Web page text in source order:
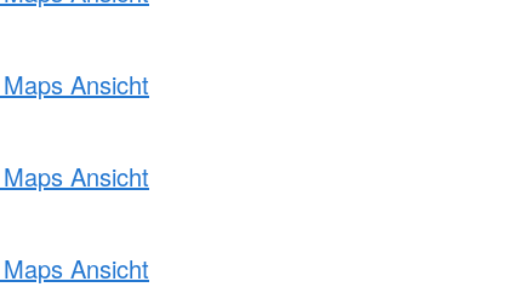
Ansicht
Ansicht
Ansicht